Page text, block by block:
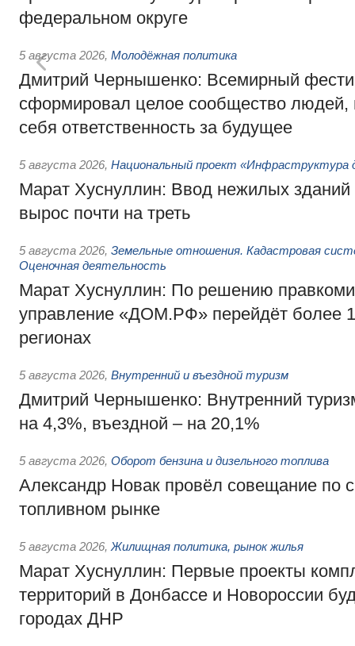
федеральном округе
5 августа 2026, Молодёжная политика
Дмитрий Чернышенко: Всемирный
сформировал целое сообщество людей,
себя ответственность за будущее
5 августа 2026, Национальный проект «Инфраструктура
Марат Хуснуллин: Ввод нежилых зданий
вырос почти на треть
5 августа 2026, Земельные отношения. Кадастровая
Оценочная деятельность
Марат Хуснуллин: По решению
управление «ДОМ.РФ» перейдёт более
регионах
5 августа 2026, Внутренний и въездной туризм
Дмитрий Чернышенко: Внутренний
на 4,3%, въездной – на 20,1%
5 августа 2026, Оборот бензина и дизельного топлива
Александр Новак провёл совещание по
топливном рынке
5 августа 2026, Жилищная политика, рынок жилья
Марат Хуснуллин: Первые проекты
территорий в Донбассе и Новороссии
городах ДНР